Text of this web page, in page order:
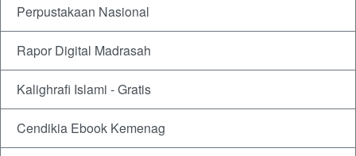
Perpustakaan Nasional
Rapor Digital Madrasah
Kalighrafi Islami - Gratis
Cendikia Ebook Kemenag